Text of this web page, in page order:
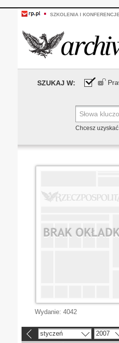
SZKOLENIA I KONFERENCJE
SZUKAJ W:
Chcesz
Wydanie: 4042
styczeń 2007